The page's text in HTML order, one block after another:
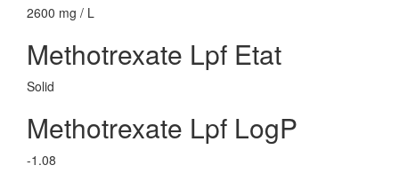
2600 mg / L
Methotrexate Lpf Etat
Solid
Methotrexate Lpf LogP
-1.08